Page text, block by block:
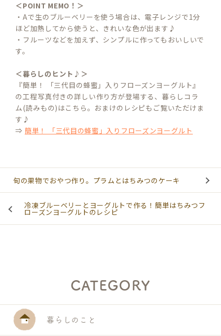
＜POINT MEMO！＞
・Aで生のブルーベリーを使う場合は、電子レンジで1分
ほど加熱してから使うと、きれいな色が出ます♪
・フルーツなどを加えず、シンプルに作ってもおいしいで
す。
＜暮らしのヒント♪＞
『簡単！ 「三代目の蜂蜜」入りフローズンヨーグルト』
の工程写真付きの詳しい作り方が登場する、暮らしコラ
ム(読みもの)はこちら。おまけのレシピもご覧いただけま
す♪
⇒簡単！ 「三代目の蜂蜜」入りフローズンヨーグルト
旬の果物でおやつ作り。プラムとはちみつのケーキ
冷凍ブルーベリーとヨーグルトで作る！簡単はちみつフ
ローズンヨーグルトのレシピ
CATEGORY
暮らしのこと